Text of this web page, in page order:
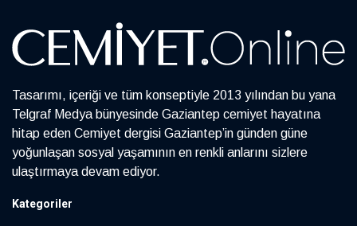
Tasarımı, içeriği ve tüm konseptiyle 2013 yılından bu yana
Telgraf Medya bünyesinde Gaziantep cemiyet hayatına
hitap eden Cemiyet dergisi Gaziantep’in günden güne
yoğunlaşan sosyal yaşamının en renkli anlarını sizlere
ulaştırmaya devam ediyor.
Kategoriler